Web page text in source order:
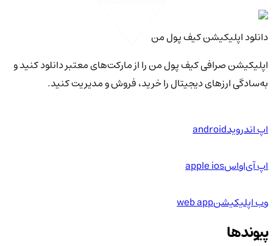
دانلود اپلیکیشن کیف‌ پول من
اپلیکیشن صرافی کیف پول من را از مارکت‌های معتبر دانلود کنید و
به‌سادگی ارزهای دیجیتال را خرید، فروش و مدیریت کنید.
اپ اندرویدandroid
اپ آی‌او‌اسapple ios
وب اپلیکیشنweb app
پیوندها